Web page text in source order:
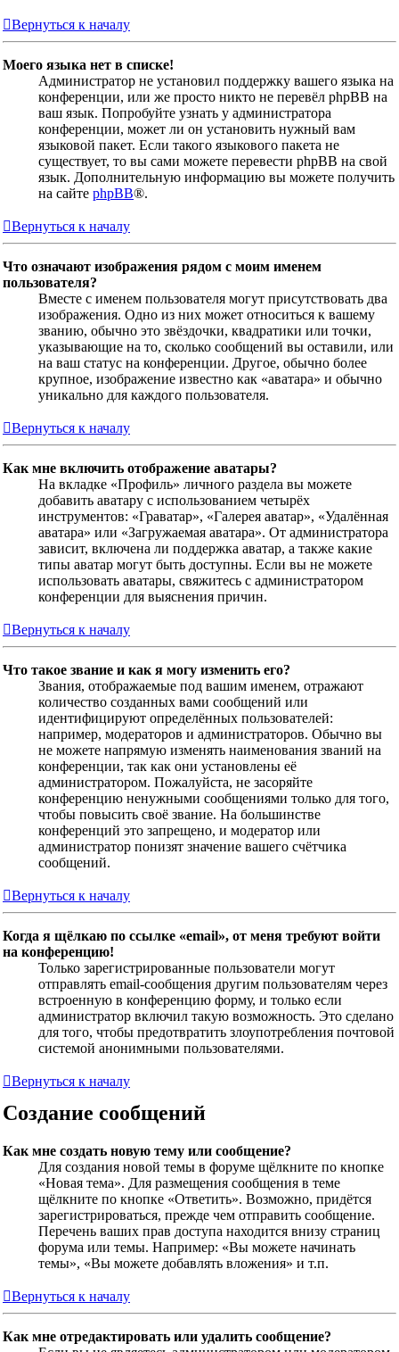
Вернуться к началу
Моего языка нет в списке!
Администратор не установил поддержку вашего языка на
конференции, или же просто никто не перевёл phpBB на
ваш язык. Попробуйте узнать у администратора
конференции, может ли он установить нужный вам
языковой пакет. Если такого языкового пакета не
существует, то вы сами можете перевести phpBB на свой
язык. Дополнительную информацию вы можете получить
на сайте phpBB®.
Вернуться к началу
Что означают изображения рядом с моим именем
пользователя?
Вместе с именем пользователя могут присутствовать два
изображения. Одно из них может относиться к вашему
званию, обычно это звёздочки, квадратики или точки,
указывающие на то, сколько сообщений вы оставили, или
на ваш статус на конференции. Другое, обычно более
крупное, изображение известно как «аватара» и обычно
уникально для каждого пользователя.
Вернуться к началу
Как мне включить отображение аватары?
На вкладке «Профиль» личного раздела вы можете
добавить аватару с использованием четырёх
инструментов: «Граватар», «Галерея аватар», «Удалённая
аватара» или «Загружаемая аватара». От администратора
зависит, включена ли поддержка аватар, а также какие
типы аватар могут быть доступны. Если вы не можете
использовать аватары, свяжитесь с администратором
конференции для выяснения причин.
Вернуться к началу
Что такое звание и как я могу изменить его?
Звания, отображаемые под вашим именем, отражают
количество созданных вами сообщений или
идентифицируют определённых пользователей:
например, модераторов и администраторов. Обычно вы
не можете напрямую изменять наименования званий на
конференции, так как они установлены её
администратором. Пожалуйста, не засоряйте
конференцию ненужными сообщениями только для того,
чтобы повысить своё звание. На большинстве
конференций это запрещено, и модератор или
администратор понизят значение вашего счётчика
сообщений.
Вернуться к началу
Когда я щёлкаю по ссылке «email», от меня требуют войти
на конференцию!
Только зарегистрированные пользователи могут
отправлять email-сообщения другим пользователям через
встроенную в конференцию форму, и только если
администратор включил такую возможность. Это сделано
для того, чтобы предотвратить злоупотребления почтовой
системой анонимными пользователями.
Вернуться к началу
Создание сообщений
Как мне создать новую тему или сообщение?
Для создания новой темы в форуме щёлкните по кнопке
«Новая тема». Для размещения сообщения в теме
щёлкните по кнопке «Ответить». Возможно, придётся
зарегистрироваться, прежде чем отправить сообщение.
Перечень ваших прав доступа находится внизу страниц
форума или темы. Например: «Вы можете начинать
темы», «Вы можете добавлять вложения» и т.п.
Вернуться к началу
Как мне отредактировать или удалить сообщение?